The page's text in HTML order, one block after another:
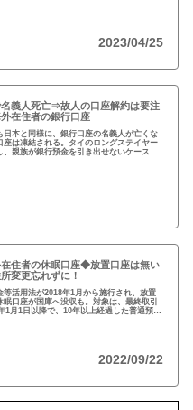
2023/04/25
義人死亡⇒故人の口座解約は要注
在住者の銀行口座
日本と同様に、銀行口座の名義人が亡くな
座は凍結される。タイのロングステイヤー
、親族が銀行預金を引き出せないケースが
住者の休眠口座◆放置口座は無い
変更忘れずに！
等活用法が2018年1月から施行され、放置
眠口座が国庫へ没収も。対象は、最終取引
1月1日以降で、10年以上経過した普通預
2022/09/22